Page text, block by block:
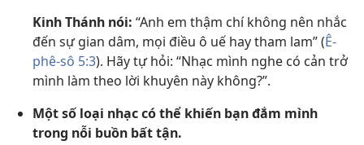
Kinh Thánh nói: “Anh em thậm chí không nên nhắc
đến sự gian dâm, mọi điều ô uế hay tham lam” (Ê-
phê-sô 5:3). Hãy tự hỏi: “Nhạc mình nghe có cản trở
mình làm theo lời khuyên này không?”.
Một số loại nhạc có thể khiến bạn đắm mình
trong nỗi buồn bất tận.